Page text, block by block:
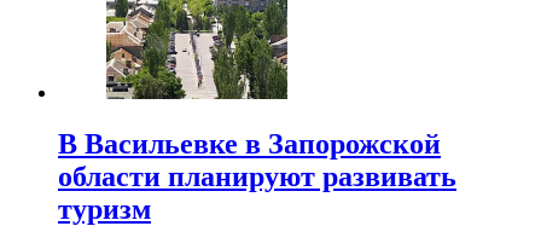
В Васильевке в Запорожской
области планируют развивать
туризм